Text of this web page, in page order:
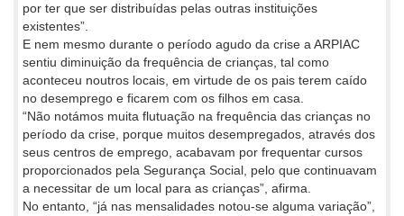
por ter que ser distribuídas pelas outras instituições
existentes”.
E nem mesmo durante o período agudo da crise a ARPIAC
sentiu diminuição da frequência de crianças, tal como
aconteceu noutros locais, em virtude de os pais terem caído
no desemprego e ficarem com os filhos em casa.
“Não notámos muita flutuação na frequência das crianças no
período da crise, porque muitos desempregados, através dos
seus centros de emprego, acabavam por frequentar cursos
proporcionados pela Segurança Social, pelo que continuavam
a necessitar de um local para as crianças”, afirma.
No entanto, “já nas mensalidades notou-se alguma variação”,